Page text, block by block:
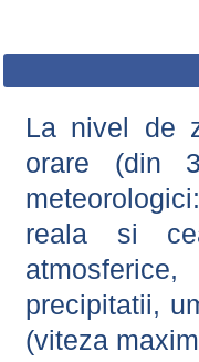
La nivel de
orare (din
reala si
precipitatii,
(viteza